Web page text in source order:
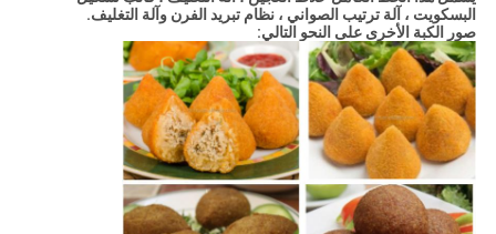
البسكويت ، آلة ترتيب الصواني ، نظام تبريد الفرن وآلة التغليف.
صور الكبة الأخرى على النحو التالي: